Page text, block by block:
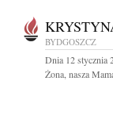
BYDGOSZCZ
Dnia 12 stycznia
Żona, nasza